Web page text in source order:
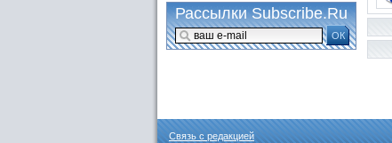
Рассылки Subscribe.Ru
ОК
Связь с редакцией